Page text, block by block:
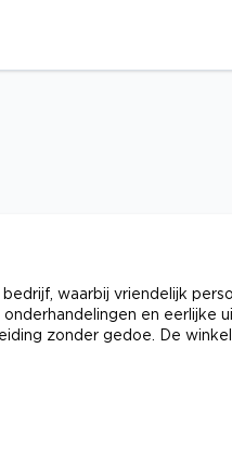
waarbij vriendelijk
en eerlijke
zonder gedoe. De